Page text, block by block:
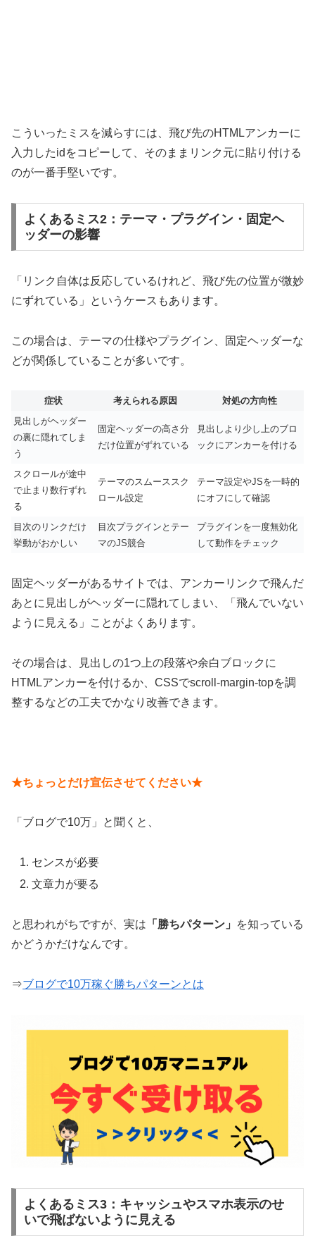
こういったミスを減らすには、飛び先のHTMLアンカーに
入力したidをコピーして、そのままリンク元に貼り付ける
のが一番手堅いです。
よくあるミス2：テーマ・プラグイン・固定ヘ
ッダーの影響
「リンク自体は反応しているけれど、飛び先の位置が微妙
にずれている」というケースもあります。
この場合は、テーマの仕様やプラグイン、固定ヘッダーな
どが関係していることが多いです。
症状 考えられる原因
対処の方向性
見出しがヘッダー
の裏に隠れてしま
う
固定ヘッダーの高さ分
だけ位置がずれている
見出しより少し上のブロ
ックにアンカーを付ける
スクロールが途中
で止まり数行ずれ
る
テーマのスムーススク
ロール設定
テーマ設定やJSを一時的
にオフにして確認
目次のリンクだけ
挙動がおかしい
目次プラグインとテー
マのJS競合
プラグインを一度無効化
して動作をチェック
固定ヘッダーがあるサイトでは、アンカーリンクで飛んだ
あとに見出しがヘッダーに隠れてしまい、「飛んでいない
ように見える」ことがよくあります。
その場合は、見出しの1つ上の段落や余白ブロックに
HTMLアンカーを付けるか、CSSでscroll-margin-topを調
整するなどの工夫でかなり改善できます。
★ちょっとだけ宣伝させてください★
「ブログで10万」と聞くと、
センスが必要
文章力が要る
と思われがちですが、実は 「勝ちパターン」
を知っている
かどうかだけなんです。
⇒ブログで10万稼ぐ勝ちパターンとは
よくあるミス3：キャッシュやスマホ表示のせ
いで飛ばないように見える